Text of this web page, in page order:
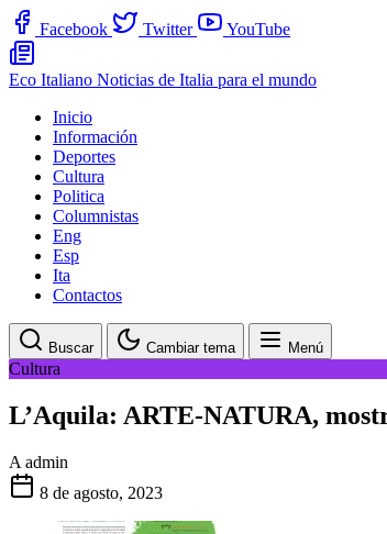
Facebook Twitter YouTube
Eco Italiano Noticias de Italia para el mundo
Inicio
Información
Deportes
Cultura
Politica
Columnistas
Eng
Esp
Ita
Contactos
Buscar Cambiar tema Menú
Cultura
L’Aquila: ARTE-NATURA,
A admin
8 de agosto, 2023